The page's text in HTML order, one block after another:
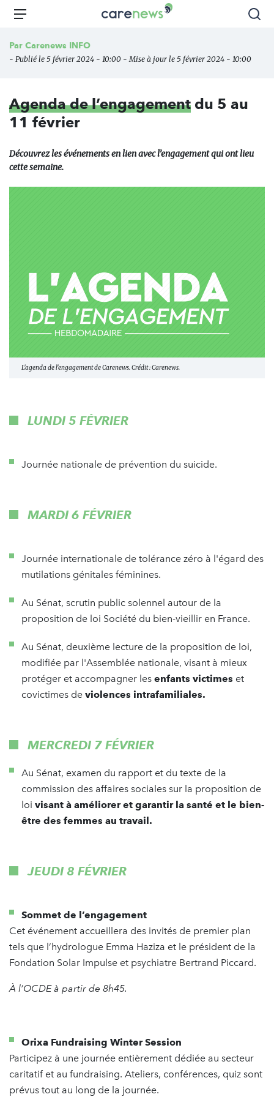
Aller
principal
Carenews,
des
Menu
Par Carenews INFO
- Publié le 5 février 2024 - 10:00 - Mise à jour le 5 février 2024 - 10:00
Agenda de l’engagement du 5 au
11 février
Découvrez les événements en lien avec l’engagement qui ont lieu
cette semaine.
L'agenda de l'engagement de Carenews. Crédit : Carenews.
LUNDI 5 FÉVRIER
Journée nationale de prévention du suicide.
MARDI 6 FÉVRIER
Journée internationale de tolérance zéro à l'égard des
mutilations génitales féminines.
Au Sénat, scrutin public solennel autour de la
proposition de loi Société du bien-vieillir en France.
Au Sénat, deuxième lecture de la proposition de loi,
modifiée par l'Assemblée nationale, visant à mieux
protéger et accompagner les enfants victimes et
covictimes de violences intrafamiliales.
MERCREDI 7 FÉVRIER
Au Sénat, examen du rapport et du texte de la
commission des affaires sociales sur la proposition de
loi visant à améliorer et garantir la santé et le bien-
être des femmes au travail.
JEUDI 8 FÉVRIER
Sommet de l’engagement
Cet événement accueillera des invités de premier plan
tels que l’hydrologue Emma Haziza et le président de la
Fondation Solar Impulse et psychiatre Bertrand Piccard.
À l’OCDE à partir de 8h45.
Orixa Fundraising Winter Session
Participez à une journée entièrement dédiée au secteur
caritatif et au fundraising. Ateliers, conférences, quiz sont
prévus tout au long de la journée.